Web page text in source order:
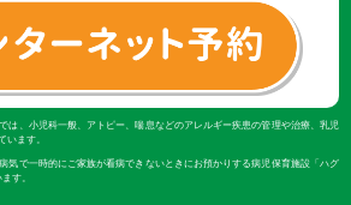
は、小児科一般、アトピー、喘息などのアレルギー疾患の管理や治療、乳児
ます。
気で一時的にご家族が看病できないときにお預かりする病児保育施設「ハグ
す。